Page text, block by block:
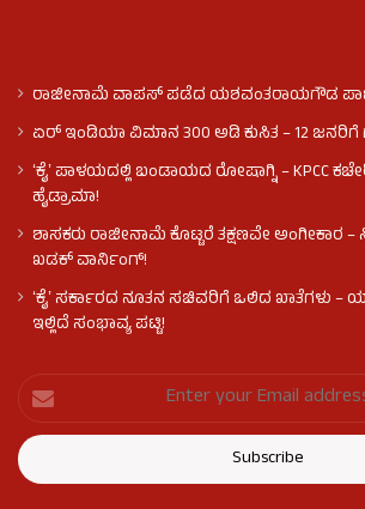
ರಾಜೀನಾಮೆ ವಾಪಸ್ ಪಡೆದ ಯಶವಂತರಾಯಗೌಡ
ಏರ್ ಇಂಡಿಯಾ ವಿಮಾನ 300 ಅಡಿ ಕುಸಿತ – 12
ʻಕೈʼ​ ಪಾಳಯದಲ್ಲಿ ಬಂಡಾಯದ ರೋಷಾಗ್ನಿ – KPCC
ಹೈಡ್ರಾಮಾ!
ಶಾಸಕರು ರಾಜೀನಾಮೆ ಕೊಟ್ಟರೆ ತಕ್ಷಣವೇ ಅಂಗೀಕಾರ
ಖಡಕ್ ವಾರ್ನಿಂಗ್!
ʻಕೈʼ ಸರ್ಕಾರದ ನೂತನ ಸಚಿವರಿಗೆ ಒಲಿದ ಖಾತೆಗಳು –
ಇಲ್ಲಿದೆ ಸಂಭಾವ್ಯ ಪಟ್ಟಿ!